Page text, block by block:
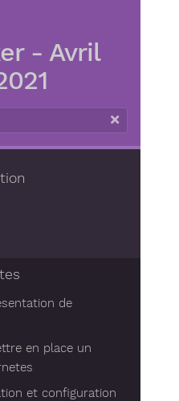
- Avril
de
en place un
et configuration